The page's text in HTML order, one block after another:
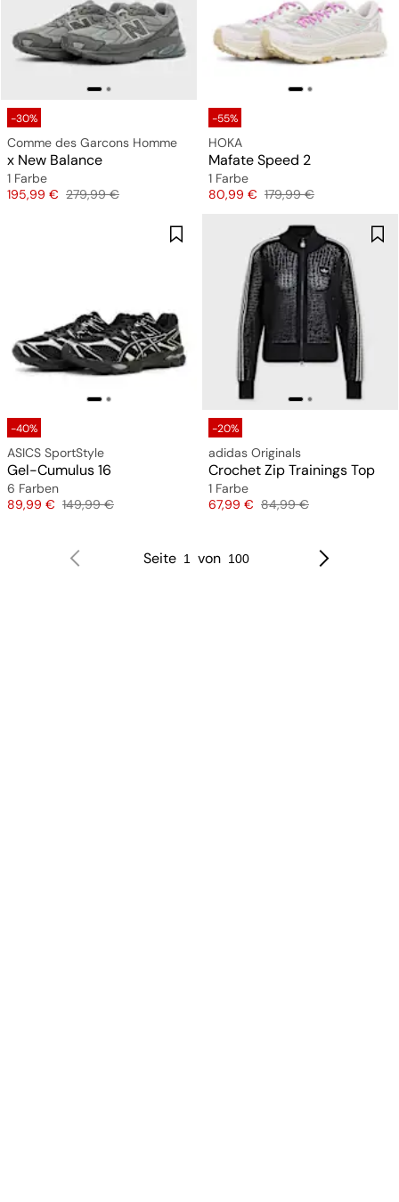
-30%
Comme des Garcons Homme
x New Balance
1 Farbe
Preis
195,99 € Originalpreis
279,99 €
-55%
HOKA
Mafate Speed 2
1 Farbe
Preis
80,99 € Originalpreis
179,99 €
-40%
ASICS SportStyle
Gel-Cumulus 16
6 Farben
Preis
89,99 € Originalpreis
149,99 €
-20%
adidas Originals
Crochet Zip Trainings Top
1 Farbe
Preis
67,99 € Originalpreis
84,99 €
Seite 1 von 100